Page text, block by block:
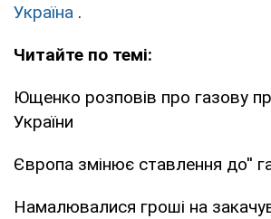
Україна .
Читайте по темі:
Ющенко розповів про газову
України
Європа змінює ставлення до''
Намалювалися гроші на